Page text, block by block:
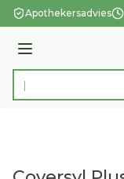
Ga naar de inhoud
Apothekersadvies
Menu
Product, merk,